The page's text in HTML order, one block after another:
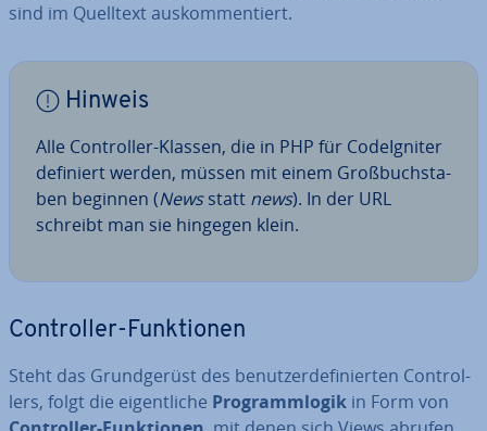
sind im Quelltext aus­kom­men­tiert.
Hinweis
Alle Con­trol­ler-Klassen, die in PHP für Cod­e­Ig­ni­ter
definiert werden, müssen mit einem Groß­buch­sta­
ben beginnen (Newsstatt news). In der URL
schreibt man sie hingegen klein.
Con­trol­ler-Funk­tio­nen
Steht das Grund­ge­rüst des be­nut­zer­de­fi­nier­ten Con­trol­
lers, folgt die ei­gent­li­che Pro­gramm­lo­gik in Form von